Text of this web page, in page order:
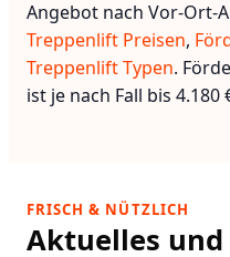
Angebot nach Vor-Ort-
Treppenlift Preisen,
Treppenlift Typen.
ist je nach Fall bis 4.180
FRISCH & NÜTZLICH
Aktuelles und